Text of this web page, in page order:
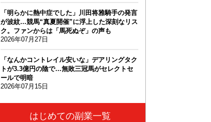
「明らかに熱中症でした」川田将雅騎手の発言
が波紋…競馬“真夏開催”に浮上した深刻なリス
ク。ファンからは「馬死ぬぞ」の声も
2026年07月27日
「なんかコントレイル安いな」デアリングタク
トが3.3億円の陰で…無敗三冠馬がセレクトセ
ールで明暗
2026年07月15日
はじめての副業一覧